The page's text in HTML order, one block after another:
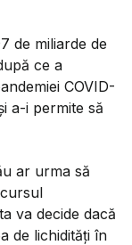
de miliarde de
ce a
COVID-
a-i permite să
ar urma să
va decide dacă
de lichidităţi în